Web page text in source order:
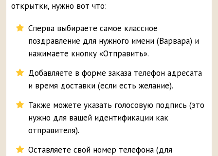
открытки, нужно вот что:
Сперва выбираете самое классное
поздравление для нужного имени (Варвара) и
нажимаете кнопку «Отправить».
Добавляете в форме заказа телефон адресата
и время доставки (если есть желание).
Также можете указать голосовую подпись (это
нужно для вашей идентификации как
отправителя).
Оставляете свой номер телефона (для